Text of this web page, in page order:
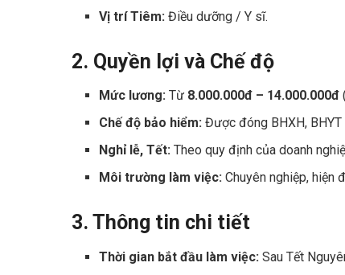
Vị trí Tiêm: Điều dưỡng / Y sĩ.
2. Quyền lợi và Chế độ
Mức lương: Từ 8.000.000đ – 14.000.000đ
Chế độ bảo hiểm: Được đóng BHXH,
Nghỉ lễ, Tết: Theo quy định của doanh
Môi trường làm việc: Chuyên nghiệp, hiện
3. Thông tin chi tiết
Thời gian bắt đầu làm việc: Sau Tết